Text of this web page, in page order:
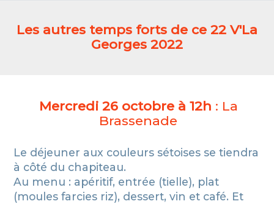
Les autres temps forts de ce 22 V'La
Georges 2022
Mercredi 26 octobre à 12h : La
Brassenade
Le déjeuner aux couleurs sétoises se tiendra
à côté du chapiteau.
Au menu : apéritif, entrée (tielle), plat
(moules farcies riz), dessert, vin et café. Et